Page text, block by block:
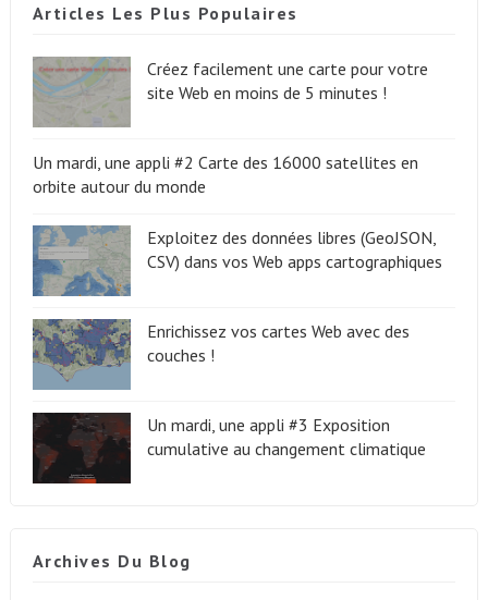
Articles Les Plus Populaires
Créez facilement une carte pour votre
site Web en moins de 5 minutes !
Un mardi, une appli #2 Carte des 16000 satellites en
orbite autour du monde
Exploitez des données libres (GeoJSON,
CSV) dans vos Web apps cartographiques
Enrichissez vos cartes Web avec des
couches !
Un mardi, une appli #3 Exposition
cumulative au changement climatique
Archives Du Blog